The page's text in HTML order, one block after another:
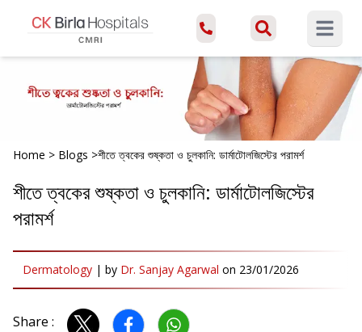
Open
Home > Blogs >শীতে ত্বকের শুষ্কতা ও চুলকানি: ডার্মাটোলজিস্টের পরামর্শ
শীতে ত্বকের শুষ্কতা ও চুলকানি: ডার্মাটোলজিস্টের
পরামর্শ
Dermatology | by Dr. Sanjay Agarwal on 23/01/2026
Share :